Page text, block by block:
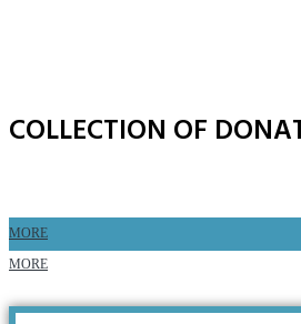
COLLECTION OF
MORE
MORE